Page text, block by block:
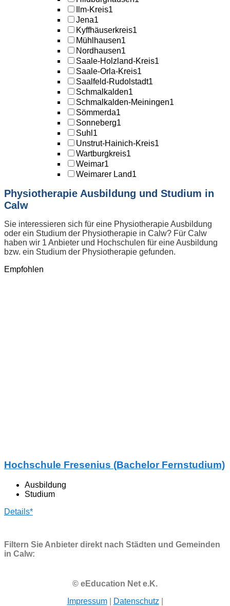
Ilm-Kreis1
Jena1
Kyffhäuserkreis1
Mühlhausen1
Nordhausen1
Saale-Holzland-Kreis1
Saale-Orla-Kreis1
Saalfeld-Rudolstadt1
Schmalkalden1
Schmalkalden-Meiningen1
Sömmerda1
Sonneberg1
Suhl 1
Unstrut-Hainich-Kreis1
Wartburgkreis1
Weimar1
Weimarer Land1
Physiotherapie Ausbildung und Studium in
Calw
Sie interessieren sich für eine Physiotherapie Ausbildung
oder ein Studium der Physiotherapie in Calw? Für Calw
haben wir 1 Anbieter und Hochschulen für eine Ausbildung
bzw. ein Studium der Physiotherapie gefunden.
Empfohlen
Hochschule Fresenius (Bachelor Fernstudium)
Ausbildung
Studium
Details*
Filtern Sie Anbieter direkt nach Städten und Gemeinden
in Calw:
© eEducation Net e.K.
Impressum| Datenschutz